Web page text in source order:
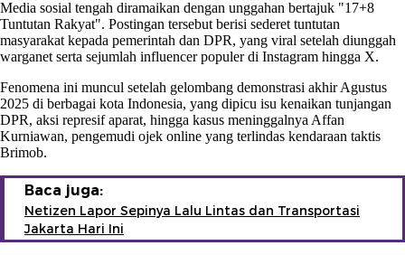
Media sosial tengah diramaikan dengan unggahan bertajuk "17+8
Tuntutan Rakyat". Postingan tersebut berisi sederet tuntutan
masyarakat kepada pemerintah dan DPR, yang viral setelah diunggah
warganet serta sejumlah influencer populer di Instagram hingga X.
Fenomena ini muncul setelah gelombang demonstrasi akhir Agustus
2025 di berbagai kota Indonesia, yang dipicu isu kenaikan tunjangan
DPR, aksi represif aparat, hingga kasus meninggalnya Affan
Kurniawan, pengemudi ojek online yang terlindas kendaraan taktis
Brimob.
Baca juga:
Netizen Lapor Sepinya Lalu Lintas dan Transportasi
Jakarta Hari Ini